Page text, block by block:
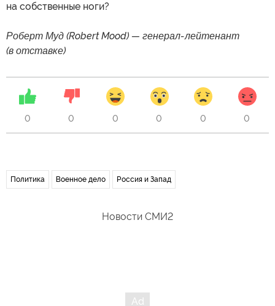
на собственные ноги?
Роберт Муд (Robert Mood) — генерал-лейтенант
(в отставке)
0 0 0 0 0 0
Политика Военное дело Россия и Запад
Новости СМИ2